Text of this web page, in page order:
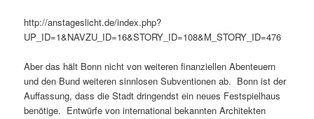
http://anstageslicht.de/index.php?
UP_ID=1&NAVZU_ID=16&STORY_ID=108&M_STORY_ID=476
Aber das hält Bonn nicht von weiteren finanziellen Abenteuern
und den Bund weiteren sinnlosen Subventionen ab. Bonn ist der
Auffassung, dass die Stadt dringendst ein neues Festspielhaus
benötige. Entwürfe von international bekannten Architekten